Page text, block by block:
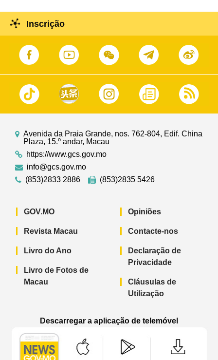
Inscrição
Avenida da Praia Grande, nos. 762-804, Edif. China
Plaza, 15.º andar, Macau
https://www.gcs.gov.mo
info@gcs.gov.mo
(853)2833 2886
(853)2835 5426
GOV.MO
Revista Macau
Livro do Ano
Livro de Fotos de
Macau
Opiniões
Contacte-nos
Declaração de
Privacidade
Cláusulas de
Utilização
Descarregar a aplicação de telemóvel